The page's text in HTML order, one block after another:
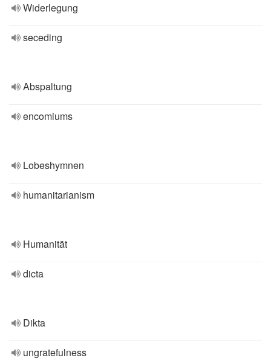
Widerlegung
seceding
Abspaltung
encomiums
Lobeshymnen
humanitarianism
Humanität
dicta
Dikta
ungratefulness